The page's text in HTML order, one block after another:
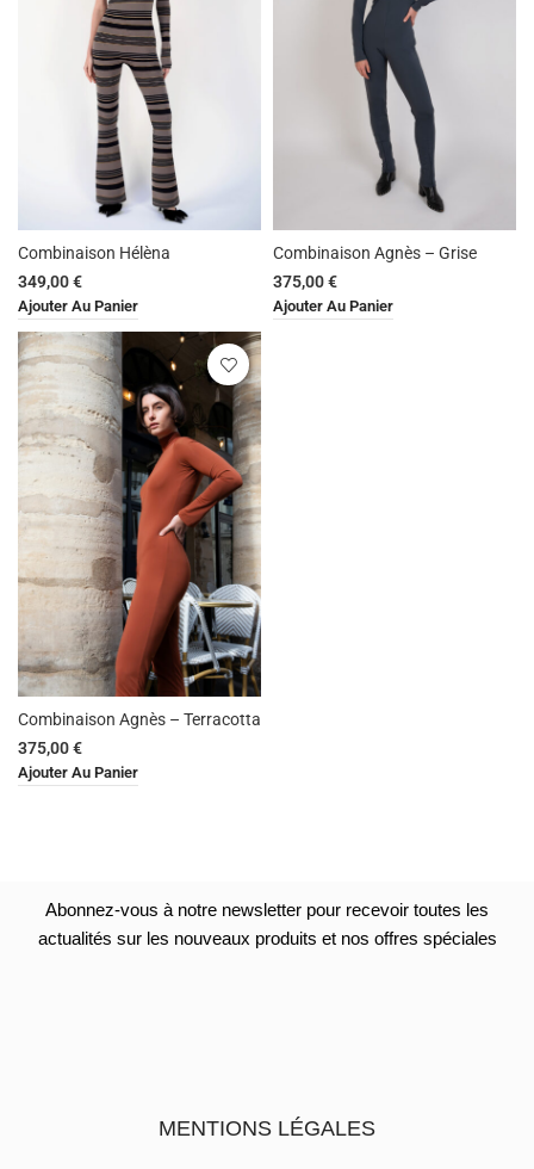
Combinaison Hélèna
349,00€
Ajouter Au Panier
Combinaison Agnès – Grise
375,00€
Ajouter Au Panier
Combinaison Agnès – Terracotta
375,00€
Ajouter Au Panier
Abonnez-vous à notre newsletter pour recevoir toutes les
actualités sur les nouveaux produits et nos offres spéciales
MENTIONS LÉGALES